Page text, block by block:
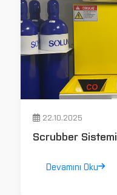
22.10.2025
Scrubber Sistemi
Devamını Oku